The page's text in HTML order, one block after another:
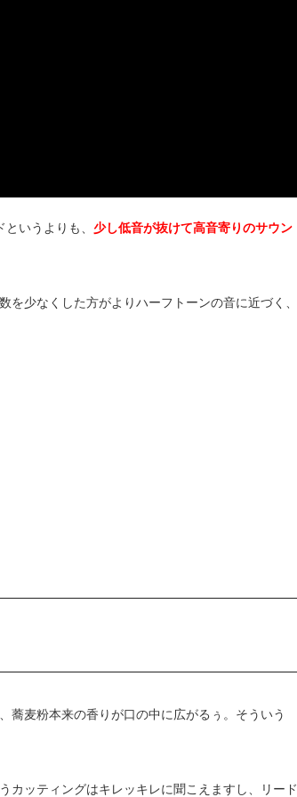
いうよりも、 少し低音が抜けて高音寄りのサウン
少なくした方がよりハーフトーンの音に近づく、
蕎麦粉本来の香りが口の中に広がるぅ。そういう
カッティングはキレッキレに聞こえますし、リード